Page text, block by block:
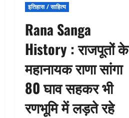
इतिहास / साहित्य
Rana Sanga
History : राजपूतों के
महानायक राणा सांगा
80 घाव सहकर भी
रणभूमि में लड़ते रहे